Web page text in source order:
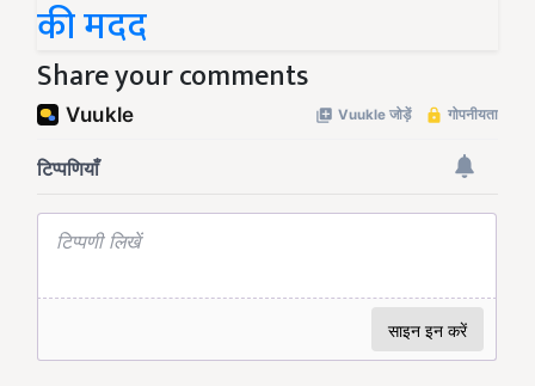
की मदद
Share your comments